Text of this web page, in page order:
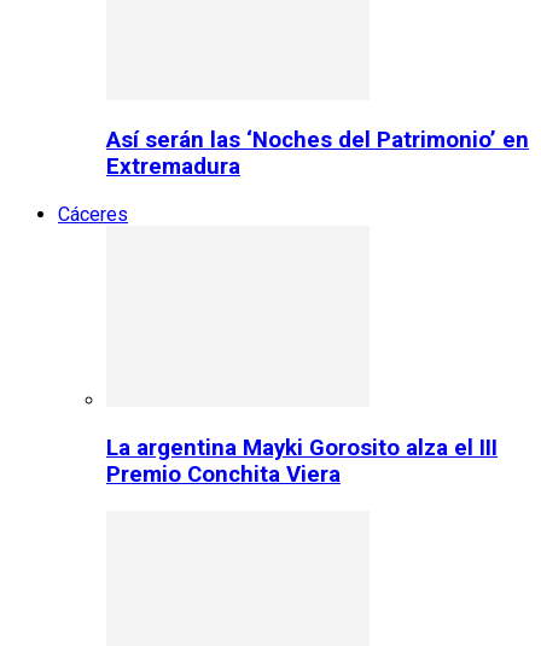
Así serán las ‘Noches del Patrimonio’ en
Extremadura
Cáceres
La argentina Mayki Gorosito alza el III
Premio Conchita Viera